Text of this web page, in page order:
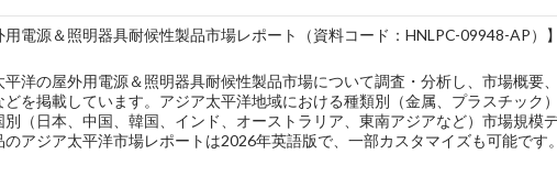
用電源＆照明器具耐候性製品市場レポート（資料コード：HNLPC-09948-AP）】
洋の屋外用電源＆照明器具耐候性製品市場について調査・分析し、市場概要
を掲載しています。アジア太平洋地域における種類別（金属、プラスチック
（日本、中国、韓国、インド、オーストラリア、東南アジアなど）市場規模
アジア太平洋市場レポートは2026年英語版で、一部カスタマイズも可能です。